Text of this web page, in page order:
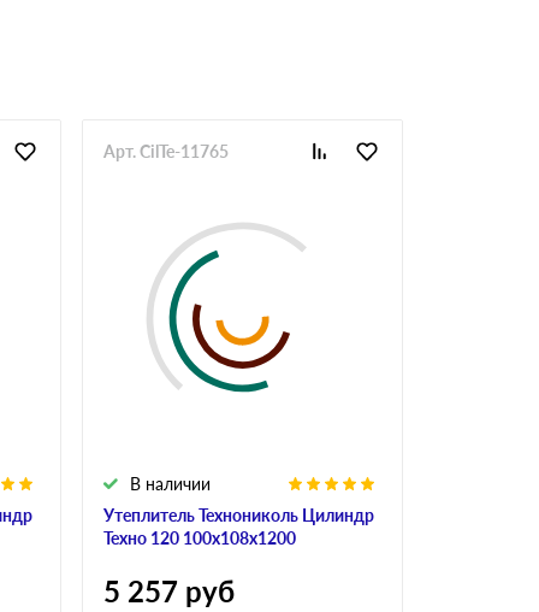
Утеплитель Технониколь Цилиндр
Техно 120 100х108х1200
В наличии
Арт. CilTe-11765
5 257 руб